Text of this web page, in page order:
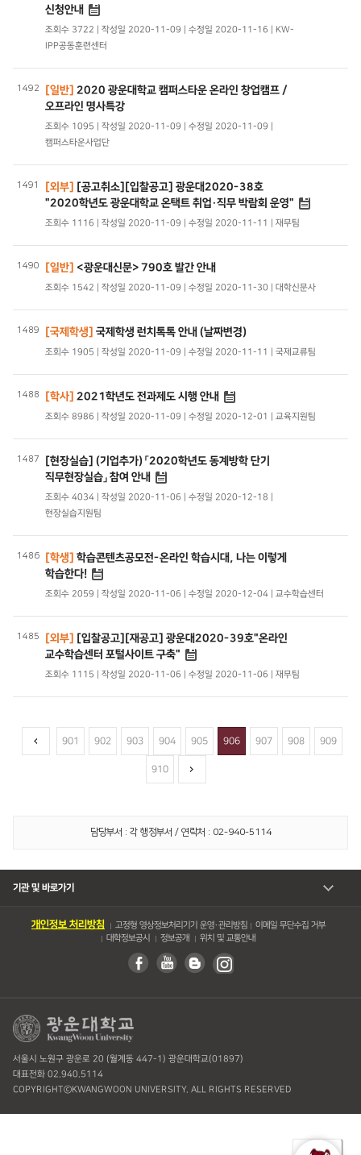
신청안내
조회수 3722 | 작성일 2020-11-09 | 수정일 2020-11-16 | KW-
IPP공동훈련센터
1492 [일반] 2020 광운대학교 캠퍼스타운 온라인 창업캠프 /
오프라인 명사특강
조회수 1095 | 작성일 2020-11-09 | 수정일 2020-11-09 |
캠퍼스타운사업단
1491 [외부] [공고취소][입찰공고] 광운대2020-38호
"2020학년도 광운대학교 온택트 취업·직무 박람회 운영"
조회수 1116 | 작성일 2020-11-09 | 수정일 2020-11-11 | 재무팀
1490 [일반] <광운대신문> 790호 발간 안내
조회수 1542 | 작성일 2020-11-09 | 수정일 2020-11-30 | 대학신문사
1489 [국제학생] 국제학생 런치톡톡 안내 (날짜변경)
조회수 1905 | 작성일 2020-11-09 | 수정일 2020-11-11 | 국제교류팀
1488 [학사] 2021학년도 전과제도 시행 안내
조회수 8986 | 작성일 2020-11-09 | 수정일 2020-12-01 | 교육지원팀
1487
[현장실습] (기업추가) 「2020학년도 동계방학 단기
직무현장실습」 참여 안내
조회수 4034 | 작성일 2020-11-06 | 수정일 2020-12-18 |
현장실습지원팀
1486 [학생] 학습콘텐츠공모전-온라인 학습시대, 나는 이렇게
학습한다!
조회수 2059 | 작성일 2020-11-06 | 수정일 2020-12-04 | 교수학습센터
1485 [외부] [입찰공고][재공고] 광운대2020-39호"온라인
교수학습센터 포털사이트 구축"
조회수 1115 | 작성일 2020-11-06 | 수정일 2020-11-06 | 재무팀
901 902 903 904 905 906 907 908 909
910
담당부서 : 각 행정부서 / 연락처 : 02-940-5114
기관 및 바로가기
개인정보 처리방침 고정형 영상정보처리기기 운영・관리방침
이메일 무단수집 거부
대학정보공시
정보공개 위치 및 교통안내
서울시 노원구 광운로 20 (월계동 447-1) 광운대학교(01897)
대표전화 02.940.5114
COPYRIGHTⓒKWANGWOON UNIVERSITY. ALL RIGHTS RESERVED